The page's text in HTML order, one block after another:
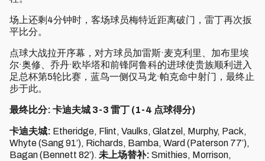
场上还剩4分钟时，客场球员梅特近距离破门，雷丁再次扳
平比分。
点球大战拉开序幕，对方球员加雷斯·麦克利里、加布里埃
尔·奥修、乔丹·欧毕塔和前锋阿鲁科的进球使贵族顺利进入
足总杯第5轮比赛，蓝鸟一侧仅马龙·帕克命中射门，最终止
步于此。
最终比分: 卡迪夫城 3-3 雷丁 (1-4 点球得分)
卡迪夫城: Etheridge, Flint, Vaulks, Glatzel, Murphy, Pack,
Whyte (Sang 91’), Richards, Bamba, Ward (Paterson 77’),
Bagan (Bennett 82’). 未上场替补: Smithies, Morrison,